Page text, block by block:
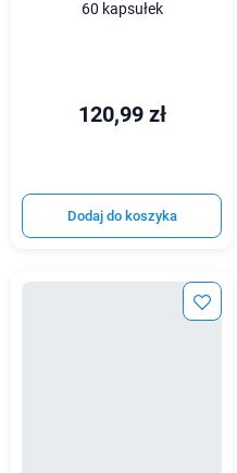
60 kapsułek
120,99 zł
Dodaj do koszyka